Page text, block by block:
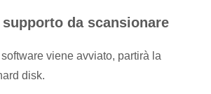
da scansionare
viene avviato, partirà la
disk.